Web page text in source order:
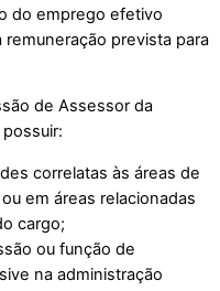
do emprego efetivo
prevista para
de Assessor da
correlatas às áreas de
em áreas relacionadas
cargo;
ou função de
na administração